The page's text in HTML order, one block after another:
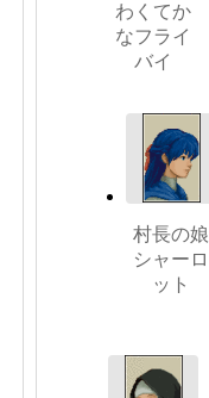
わくてか
なフライ
バイ
村長の娘
シャーロ
ット